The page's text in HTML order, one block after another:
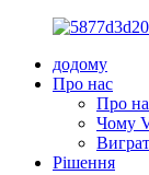
додому
Про нас
Про
Чому
Рішення